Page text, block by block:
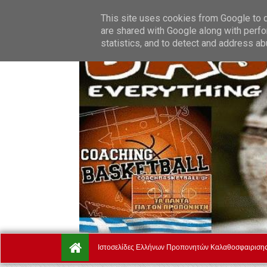
Saturday, August 8. Ποιοί Είμαστε Όροι
Ιστοσελίδες Ελλήνων Προπονητών Καλαθοσφαιρισης
This site uses cookies from Google to
are shared with Google along with
statistics, and to detect and address